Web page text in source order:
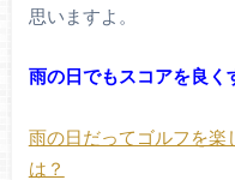
思いますよ。
雨の日でもスコアを良く
雨の日だってゴルフを楽
は？